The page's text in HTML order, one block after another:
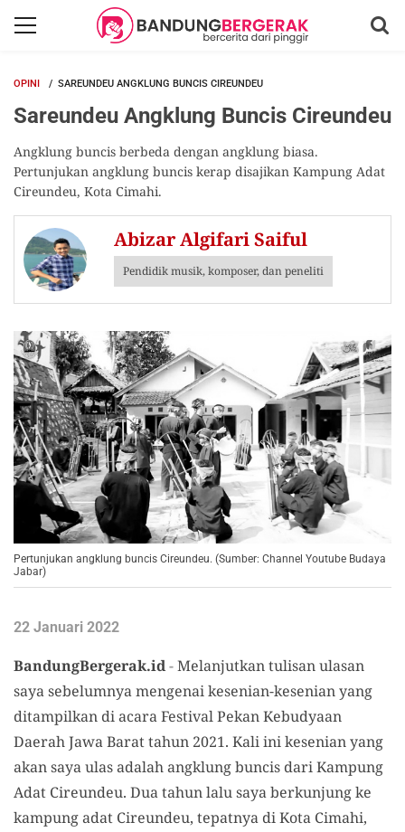
OPINI SAREUNDEU ANGKLUNG BUNCIS CIREUNDEU
Sareundeu Angklung Buncis Cireundeu
Angklung buncis berbeda dengan angklung biasa.
Pertunjukan angklung buncis kerap disajikan Kampung Adat
Cireundeu, Kota Cimahi.
Abizar Algifari Saiful
Pendidik musik, komposer, dan peneliti
Pertunjukan angklung buncis Cireundeu. (Sumber: Channel Youtube Budaya
Jabar)
22 Januari 2022
BandungBergerak.id-Melanjutkan tulisan ulasan
saya sebelumnya mengenai kesenian-kesenian yang
ditampilkan di acara Festival Pekan Kebudyaan
Daerah Jawa Barat tahun 2021. Kali ini kesenian yang
akan saya ulas adalah angklung buncis dari Kampung
Adat Cireundeu. Dua tahun lalu saya berkunjung ke
kampung adat Cireundeu, tepatnya di Kota Cimahi,